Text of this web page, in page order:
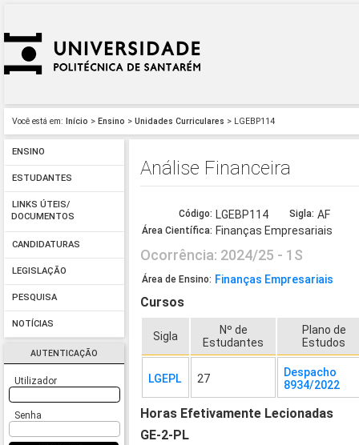
Você está em: Início > Ensino > Unidades Curriculares > LGEBP114
ENSINO
ESTUDANTES
LINKS ÚTEIS/
DOCUMENTOS
CANDIDATURAS
LEGISLAÇÃO
PESQUISA
NOTÍCIAS
AUTENTICAÇÃO
Utilizador
Senha
Análise Financeira
Código: LGEBP114 Sigla: AF
Área Científica: Finanças Empresariais
Ocorrência: 2024/25 - 1S
Área de Ensino: Finanças Empresariais
Cursos
Sigla
Nº de
Estudantes
Plano de
Estudos
LGEPL 27
Despacho
8934/2022
Horas Efetivamente Lecionadas
GE-2-PL